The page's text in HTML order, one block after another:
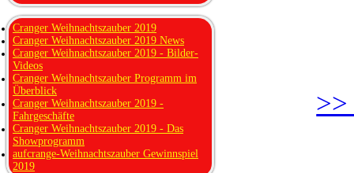
>>
Cranger Weihnachtszauber 2019
Cranger Weihnachtszauber 2019 News
Cranger Weihnachtszauber 2019 - Bilder-
Videos
Cranger Weihnachtszauber Programm im
Überblick
Cranger Weihnachtszauber 2019 -
Fahrgeschäfte
Cranger Weihnachtszauber 2019 - Das
Showprogramm
aufcrange-Weihnachtszauber Gewinnspiel
2019